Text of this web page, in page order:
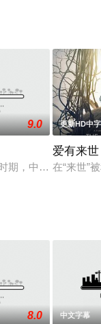
克·克莱文格,弗
网，更多相关信
平台了解。
感情冲动的家庭
9.0
期，中国同阿拉伯
更新HD中字
爱有来世
在“来世”
8.0 中文字幕